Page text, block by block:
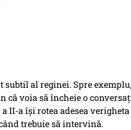
subtil al reginei. Spre
că voia să încheie o
II-a îşi rotea adesea
trebuie să intervină.